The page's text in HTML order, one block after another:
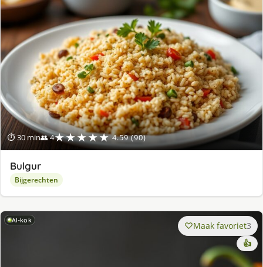
⏱ 30 min👥 4★★★★★ 4.59 (90)
Bulgur
Bijgerechten
AI-kok Maak favoriet3
👍